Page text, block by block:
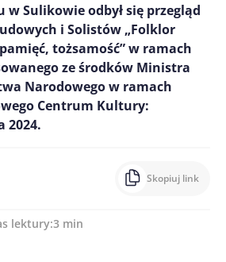
w Sulikowie odbył się przegląd
i Solistów „Folklor
tożsamość” w ramach
ze środków Ministra
Narodowego w ramach
Centrum Kultury:
2024.
Skopiuj link
lektury:3 min